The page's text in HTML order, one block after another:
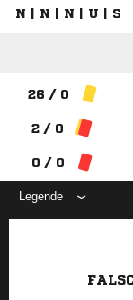
N | N | N | U | S
26 / 0
2 / 0
0 / 0
Legende